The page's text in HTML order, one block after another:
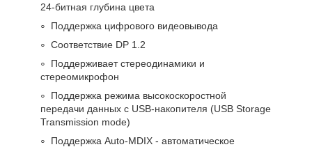
24-битная глубина цвета
Поддержка цифрового видеовывода
Соответствие DP 1.2
Поддерживает стереодинамики и
стереомикрофон
Поддержка режима высокоскоростной
передачи данных с USB-накопителя (USB Storage
Transmission mode)
Поддержка Auto-MDIX - автоматическое